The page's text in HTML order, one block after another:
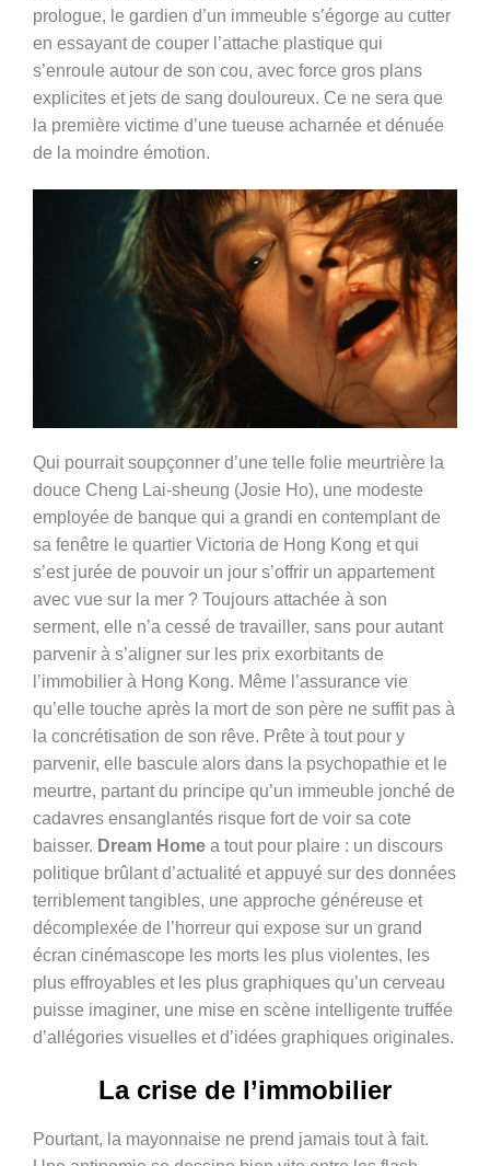
prologue, le gardien d’un immeuble s’égorge au cutter
en essayant de couper l’attache plastique qui
s’enroule autour de son cou, avec force gros plans
explicites et jets de sang douloureux. Ce ne sera que
la première victime d’une tueuse acharnée et dénuée
de la moindre émotion.
Qui pourrait soupçonner d’une telle folie meurtrière la
douce Cheng Lai-sheung (Josie Ho), une modeste
employée de banque qui a grandi en contemplant de
sa fenêtre le quartier Victoria de Hong Kong et qui
s’est jurée de pouvoir un jour s’offrir un appartement
avec vue sur la mer ? Toujours attachée à son
serment, elle n’a cessé de travailler, sans pour autant
parvenir à s’aligner sur les prix exorbitants de
l’immobilier à Hong Kong. Même l’assurance vie
qu’elle touche après la mort de son père ne suffit pas à
la concrétisation de son rêve. Prête à tout pour y
parvenir, elle bascule alors dans la psychopathie et le
meurtre, partant du principe qu’un immeuble jonché de
cadavres ensanglantés risque fort de voir sa cote
baisser. Dream Home a tout pour plaire : un discours
politique brûlant d’actualité et appuyé sur des données
terriblement tangibles, une approche généreuse et
décomplexée de l’horreur qui expose sur un grand
écran cinémascope les morts les plus violentes, les
plus effroyables et les plus graphiques qu’un cerveau
puisse imaginer, une mise en scène intelligente truffée
d’allégories visuelles et d’idées graphiques originales.
La crise de l’immobilier
Pourtant, la mayonnaise ne prend jamais tout à fait.